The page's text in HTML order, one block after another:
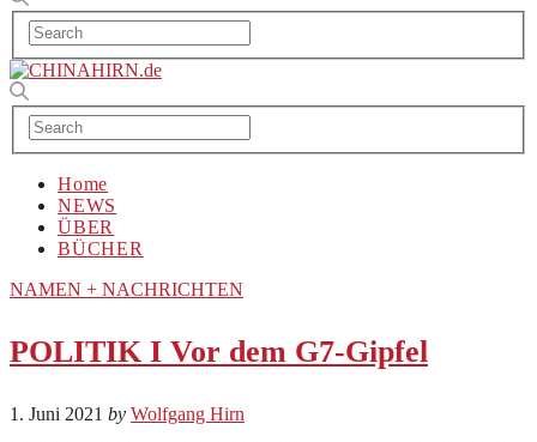
Home
NEWS
ÜBER
BÜCHER
NAMEN + NACHRICHTEN
POLITIK I Vor dem G7-Gipfel
1. Juni 2021 by Wolfgang Hirn